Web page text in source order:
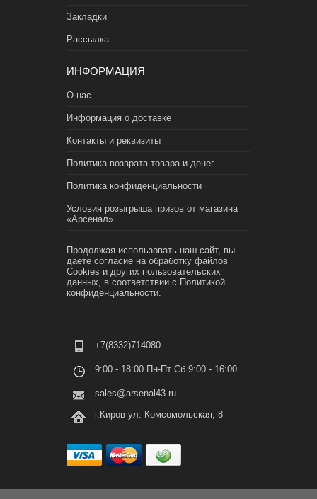
Закладки
Рассылка
ИНФОРМАЦИЯ
О нас
Информация о доставке
Контакты и реквизиты
Политика возврата товара и денег
Политика конфиденциальности
Условия розыгрыша призов от магазина
«Арсенал»
Продолжая использовать наш сайт, вы
даете согласие на обработку файлов
Cookies и других пользовательских
данных, в соответствии с Политикой
конфиденциальности.
+7(8332)714080
9:00 - 18:00 Пн-Пт Сб 9:00 - 16:00
sales@arsenal43.ru
г.Киров ул. Комсомольская, 8